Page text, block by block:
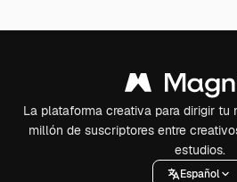
La plataforma creativa para dirigir tu
millón de suscriptores entre
estudios.
Español